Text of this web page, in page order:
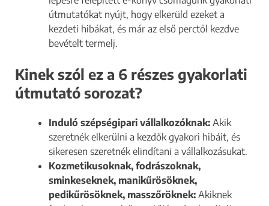
útmutatókat nyújt, hogy elkerüld ezeket a
kezdeti hibákat, és már az első perctől kezdve
bevételt termelj.
Kinek szól ez a 6 részes gyakorlati
útmutató sorozat?
Induló szépségipari vállalkozóknak: Akik
szeretnék elkerülni a kezdők gyakori hibáit, és
sikeresen szeretnék elindítani a vállalkozásukat.
Kozmetikusoknak, fodrászoknak,
sminkeseknek, manikűrösöknek,
pedikűrösöknek, masszőröknek: Akiknek